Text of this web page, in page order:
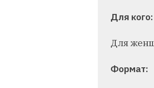
Для кого:
Для
Формат: